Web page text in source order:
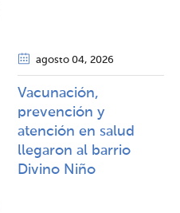
agosto 04, 2026
Vacunación,
prevención y
atención en salud
llegaron al barrio
Divino Niño